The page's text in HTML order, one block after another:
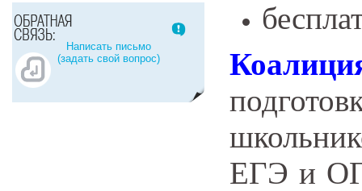
Написать письмо
(задать свой вопрос)
ЕГЭ и